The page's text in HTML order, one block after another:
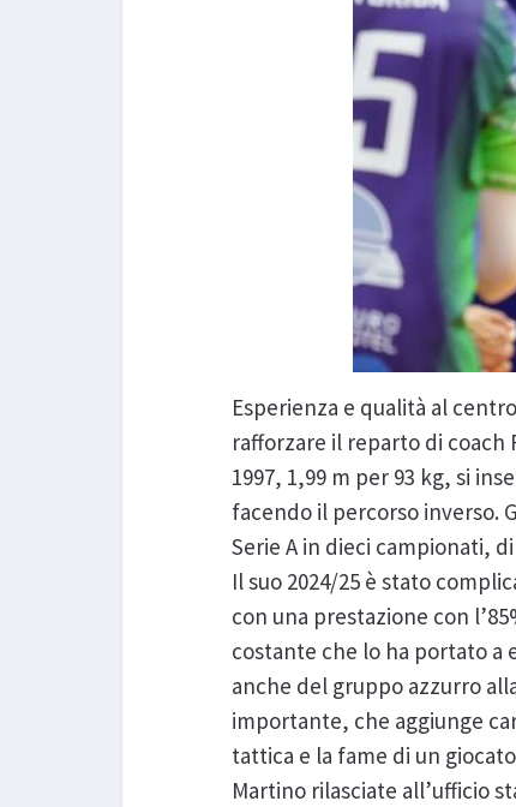
Esperienza e qualità al
rafforzare il reparto di coach
1997, 1,99 m per 93 kg, si
facendo il percorso inverso.
Serie A in dieci campionati,
Il suo 2024/25 è stato
con una prestazione con
costante che lo ha portato a
anche del gruppo azzurro
importante, che aggiunge
tattica e la fame di un
Martino rilasciate all’ufficio